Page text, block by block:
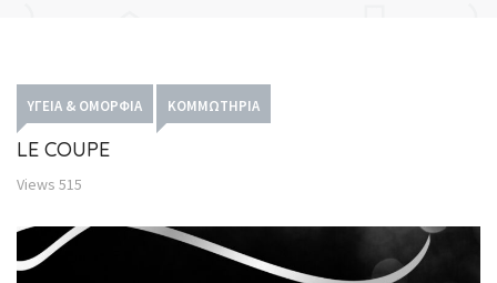
ΥΓΕΊΑ & ΟΜΟΡΦΙΆ ΚΟΜΜΩΤΉΡΙΑ
LE COUPE
Views 515